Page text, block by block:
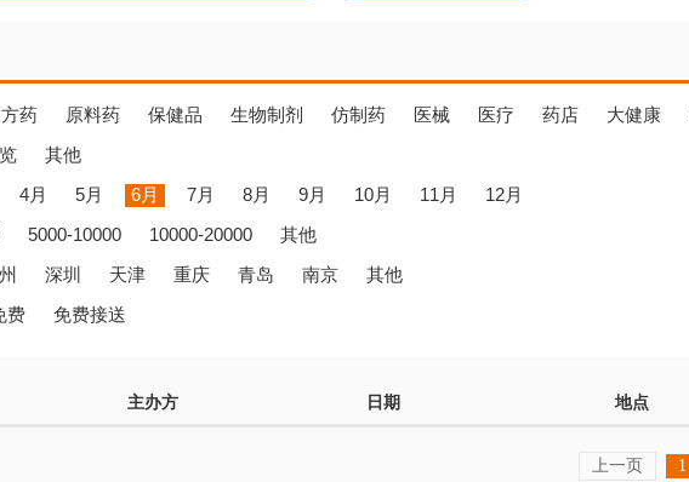
药 原料药 保健品 生物制剂 仿制药 医械 医疗 药店 大健康
其他
4月 5月 6月 7月 8月 9月 10月 11月
12月
5000-10000 10000-20000
其他
深圳 天津 重庆 青岛 南京
其他
费 免费接送
主办方 日期 地点
上一页 1